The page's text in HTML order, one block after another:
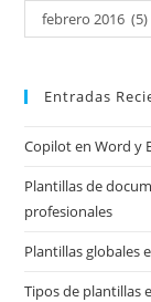
Mira
mis
febrero 2016 (5)
Entradas
Copilot en Word y
Plantillas de
profesionales
Plantillas globales
Tipos de plantillas